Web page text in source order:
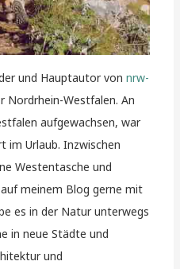
und Hauptautor vonnrw-
Nordrhein-Westfalen. An
aufgewachsen, war
im Urlaub. Inzwischen
Westentasche und
meinem Blog gerne mit
es in der Natur unterwegs
in neue Städte und
und